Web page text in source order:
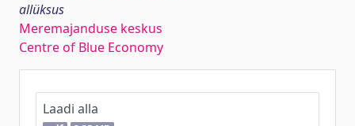
allüksus
Meremajanduse keskus
Centre of Blue Economy
Laadi alla